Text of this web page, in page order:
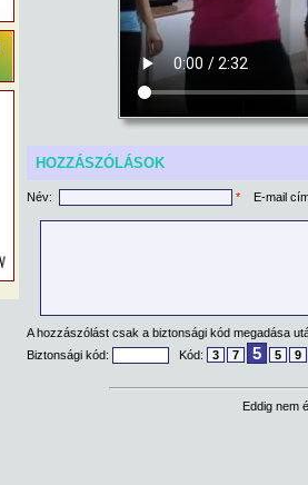
HOZZÁSZÓLÁSOK
Név: * E-mail
A hozzászólást csak a biztonsági kód megadása
Biztonsági kód:
Kód: 3 7 5 5 9
Eddig nem